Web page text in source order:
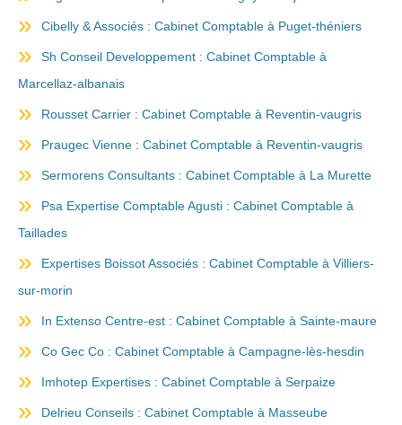
Cibelly & Associés : Cabinet Comptable à Puget-théniers
Sh Conseil Developpement : Cabinet Comptable à
Marcellaz-albanais
Rousset Carrier : Cabinet Comptable à Reventin-vaugris
Praugec Vienne : Cabinet Comptable à Reventin-vaugris
Sermorens Consultants : Cabinet Comptable à La Murette
Psa Expertise Comptable Agusti : Cabinet Comptable à
Taillades
Expertises Boissot Associés : Cabinet Comptable à Villiers-
sur-morin
In Extenso Centre-est : Cabinet Comptable à Sainte-maure
Co Gec Co : Cabinet Comptable à Campagne-lès-hesdin
Imhotep Expertises : Cabinet Comptable à Serpaize
Delrieu Conseils : Cabinet Comptable à Masseube